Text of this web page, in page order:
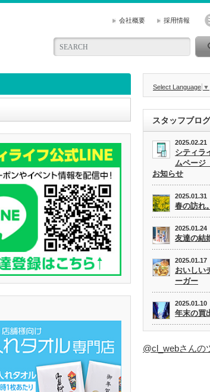
会社概要 採用情報
Select Language ▼
スタッフブログ
2025.02.21
シティラ
ムペー
お知らせ
2025.01.31
春の訪れ。
2025.01.24
友達の結
2025.01.17
おいしい
ーガー
2025.01.10
年末の買
@cl_webさんの